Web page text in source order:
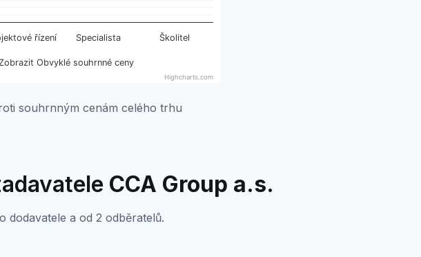
Obvyklé souhrnné ceny
řízení Specialista Školitel
Highcharts.com
souhrnným cenám celého trhu
CCA Group a.s.
dodavatele a od 2 odběratelů.